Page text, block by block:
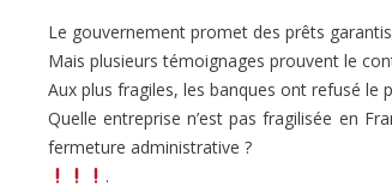
Le gouvernement promet des prêts garantis
Mais plusieurs témoignages prouvent le
Aux plus fragiles, les banques ont refusé le
Quelle entreprise n’est pas fragilisée en
fermeture administrative ?
.